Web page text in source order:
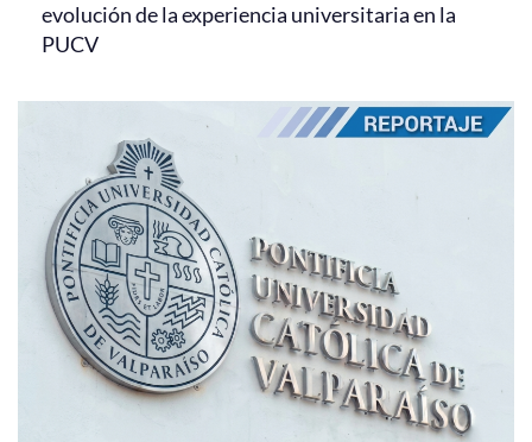
evolución de la experiencia universitaria en la
PUCV